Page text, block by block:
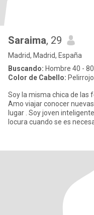
Saraima, 29
Madrid, Madrid, España
Buscando: Hombre 40 - 80
Color de Cabello: Pelirrojo
Soy la misma chica de las
Amo viajar conocer
lugar . Soy joven
locura cuando se es